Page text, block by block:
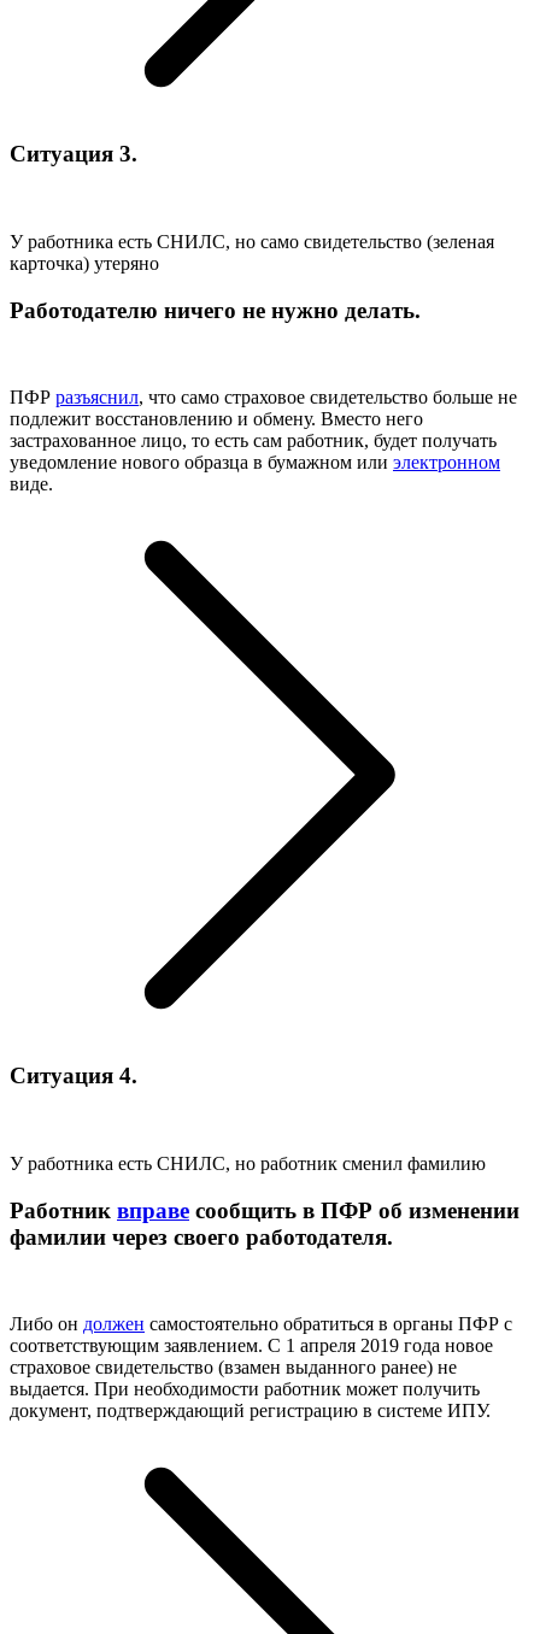
Ситуация 3.
У работника есть СНИЛС, но само свидетельство (зеленая
карточка) утеряно
Работодателю ничего не нужно делать.
ПФР разъяснил, что само страховое свидетельство больше не
подлежит восстановлению и обмену. Вместо него
застрахованное лицо, то есть сам работник, будет получать
уведомление нового образца в бумажном или электронном
виде.
Ситуация 4.
У работника есть СНИЛС, но работник сменил фамилию
Работник вправе сообщить в ПФР об изменении
фамилии через своего работодателя.
Либо он должен самостоятельно обратиться в органы ПФР с
соответствующим заявлением. С 1 апреля 2019 года новое
страховое свидетельство (взамен выданного ранее) не
выдается. При необходимости работник может получить
документ, подтверждающий регистрацию в системе ИПУ.